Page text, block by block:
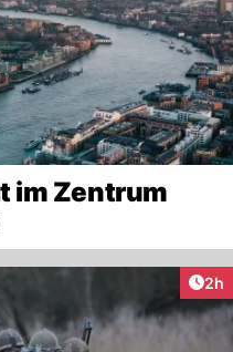
im Zentrum
2h